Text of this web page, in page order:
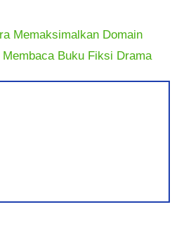
Memaksimalkan Domain
Buku Fiksi Drama